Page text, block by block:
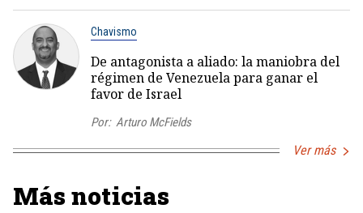
Chavismo
De antagonista a aliado: la maniobra del
régimen de Venezuela para ganar el
favor de Israel
Por: Arturo McFields
Ver más
Más noticias